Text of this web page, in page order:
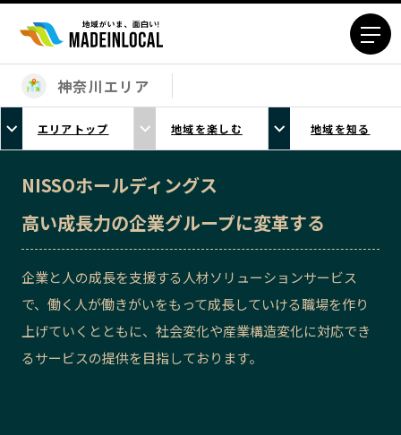
エリアから探す
北海道エリア
青森エリア
岩手エリア
福島エリア
茨城エリア
埼玉エリア
千葉エリア
東京23区エリア
多摩エリア
神奈川エリア
新潟エリア
富山エリア
石川エリア
神奈川エリア
エリアトップ 地域を楽しむ 地域を知る
NISSOホールディングス
高い成長力の企業グループに変革する
企業と人の成長を支援する人材ソリューションサービス
で、働く人が働きがいをもって成長していける職場を作り
上げていくとともに、社会変化や産業構造変化に対応でき
るサービスの提供を目指しております。